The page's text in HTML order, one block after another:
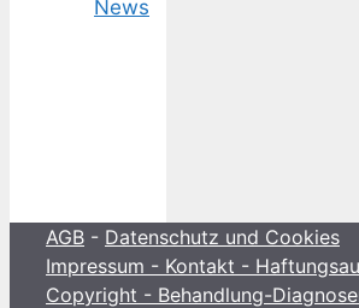
News
AGB - Datenschutz und Cookies
Impressum - Kontakt -
Copyright - Behandlung-